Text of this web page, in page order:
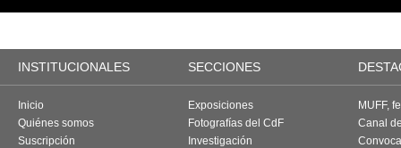
INSTITUCIONALES SECCIONES
Inicio
Quiénes somos
Suscripción
Exposiciones
Fotografías del CdF
Investigación
MUFF,
Canal